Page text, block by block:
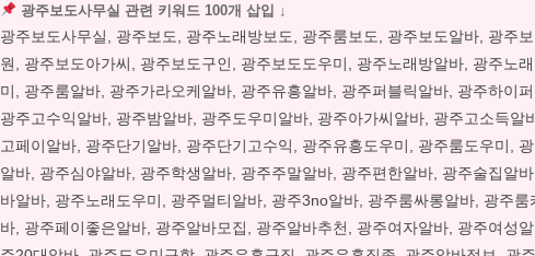
광주보도사무실 관련 키워드 100개 삽입 ↓
광주보도사무실, 광주보도, 광주노래방보도, 광주룸보도, 광주보도알바, 광주
원, 광주보도아가씨, 광주보도구인, 광주보도도우미, 광주노래방알바, 광주노
미, 광주룸알바, 광주가라오케알바, 광주유흥알바, 광주퍼블릭알바, 광주하이퍼
광주고수익알바, 광주밤알바, 광주도우미알바, 광주아가씨알바, 광주고소득알
고페이알바, 광주단기알바, 광주단기고수익, 광주유흥도우미, 광주룸도우미,
알바, 광주심야알바, 광주학생알바, 광주주말알바, 광주편한알바, 광주술집알
바알바, 광주노래도우미, 광주멀티알바, 광주3no알바, 광주룸싸롱알바, 광주룸
바, 광주페이좋은알바, 광주알바모집, 광주알바추천, 광주여자알바, 광주여성